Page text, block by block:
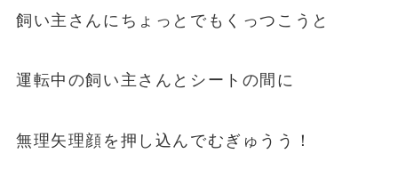
飼い主さんにちょっとでもくっつこうと
運転中の飼い主さんとシートの間に
無理矢理顔を押し込んでむぎゅうう！